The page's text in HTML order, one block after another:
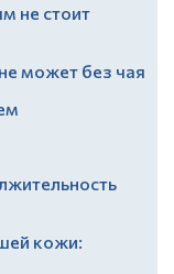
не стоит
может без чая
кожи: